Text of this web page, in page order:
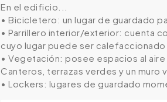
En el edificio...
• Bicicletero: un lugar de guardado
• Parrillero interior/exterior: cuenta
cuyo lugar puede ser
• Vegetación: posee espacios al
Canteros, terrazas verdes y un
• Lockers: lugares de guardado